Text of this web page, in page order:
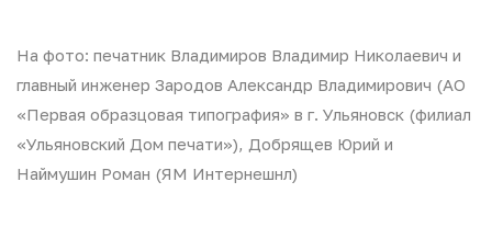
На фото: печатник Владимиров Владимир Николаевич и
главный инженер Зародов Александр Владимирович (АО
«Первая образцовая типография» в г. Ульяновск (филиал
«Ульяновский Дом печати»), Добрящев Юрий и
Наймушин Роман (ЯМ Интернешнл)